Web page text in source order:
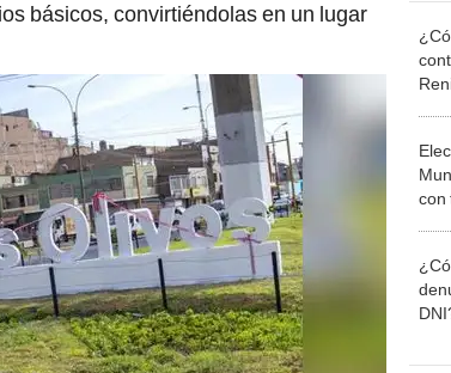
básicos, convirtiéndolas en un lugar
con
la